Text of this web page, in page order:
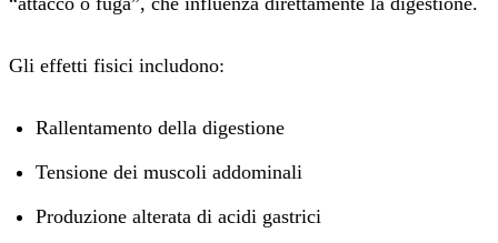
Gli effetti fisici includono:
Rallentamento della digestione
Tensione dei muscoli addominali
Produzione alterata di acidi gastrici